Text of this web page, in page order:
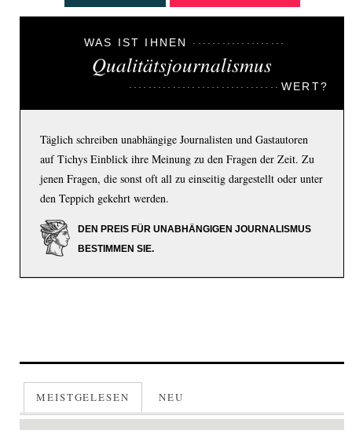
WAS IST IHNEN
Qualitätsjournalismus
WERT?
Täglich schreiben unabhängige Journalisten und Gastautoren
auf Tichys Einblick ihre Meinung zu den Fragen der Zeit. Zu
jenen Fragen, die sonst oft all zu einseitig dargestellt oder unter
den Teppich gekehrt werden.
DEN PREIS FÜR UNABHÄNGIGEN JOURNALISMUS
BESTIMMEN SIE.
MEISTGELESEN NEU